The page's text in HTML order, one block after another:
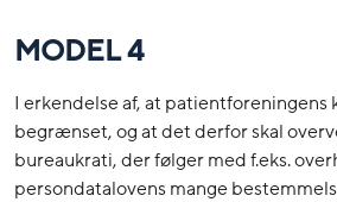
MODEL 4
I erkendelse af, at patientforeningens
begrænset, og at det derfor skal
bureaukrati, der følger med f.eks.
persondatalovens mange